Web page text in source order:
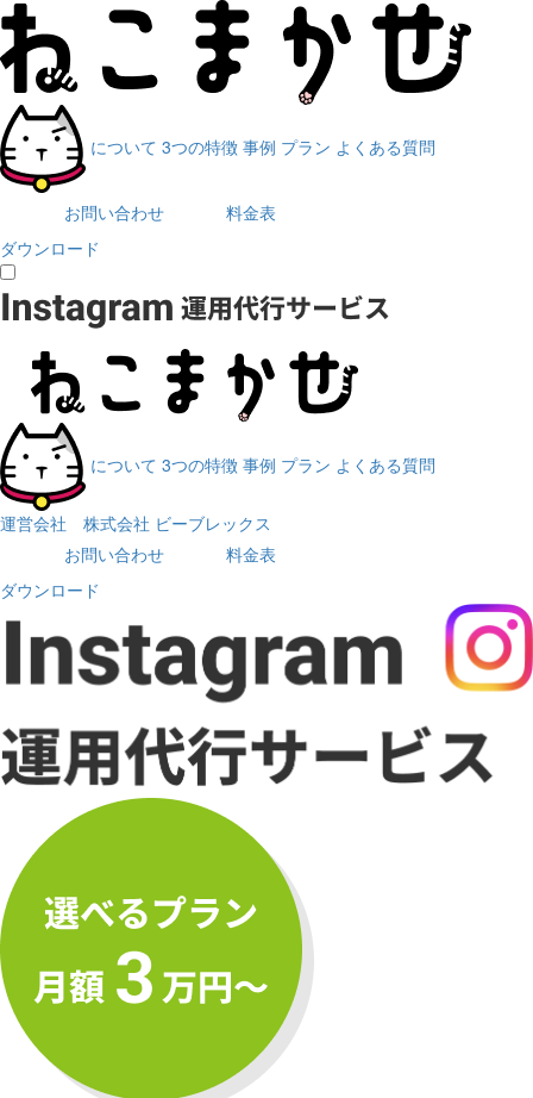
について 3つの特徴 事例 プラン よくある質問
お問い合わせ
料金表
ダウンロード
について 3つの特徴 事例 プラン よくある質問
運営会社 株式会社 ビーブレックス
お問い合わせ
料金表
ダウンロード